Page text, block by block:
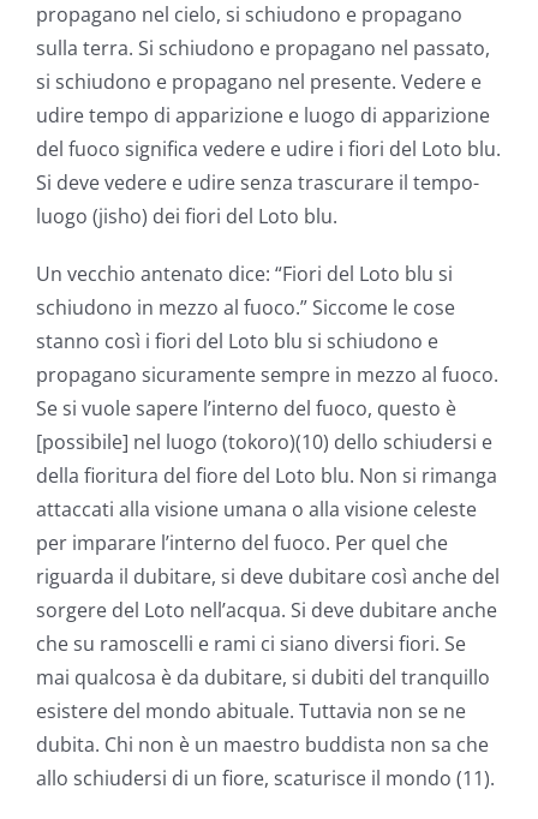
propagano nel cielo, si schiudono e propagano
sulla terra. Si schiudono e propagano nel passato,
si schiudono e propagano nel presente. Vedere e
udire tempo di apparizione e luogo di apparizione
del fuoco significa vedere e udire i fiori del Loto blu.
Si deve vedere e udire senza trascurare il tempo-
luogo (jisho) dei fiori del Loto blu.
Un vecchio antenato dice: “Fiori del Loto blu si
schiudono in mezzo al fuoco.” Siccome le cose
stanno così i fiori del Loto blu si schiudono e
propagano sicuramente sempre in mezzo al fuoco.
Se si vuole sapere l’interno del fuoco, questo è
[possibile] nel luogo (tokoro)(10) dello schiudersi e
della fioritura del fiore del Loto blu. Non si rimanga
attaccati alla visione umana o alla visione celeste
per imparare l’interno del fuoco. Per quel che
riguarda il dubitare, si deve dubitare così anche del
sorgere del Loto nell’acqua. Si deve dubitare anche
che su ramoscelli e rami ci siano diversi fiori. Se
mai qualcosa è da dubitare, si dubiti del tranquillo
esistere del mondo abituale. Tuttavia non se ne
dubita. Chi non è un maestro buddista non sa che
allo schiudersi di un fiore, scaturisce il mondo (11).